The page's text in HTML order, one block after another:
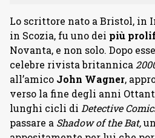
Lo scrittore nato a Bristol, in
in Scozia, fu uno dei più
Novanta, e non solo. Dopo
celebre rivista britannica
all’amico John Wagner,
verso la fine degli anni
lunghi cicli di Detective
passare a Shadow of the Bat,